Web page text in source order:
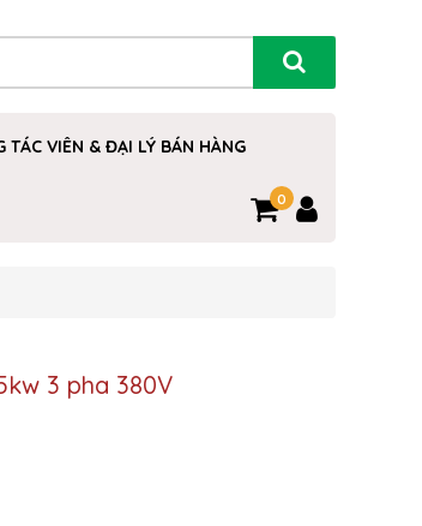
TÁC VIÊN & ĐẠI LÝ BÁN HÀNG
0
3 pha 380V